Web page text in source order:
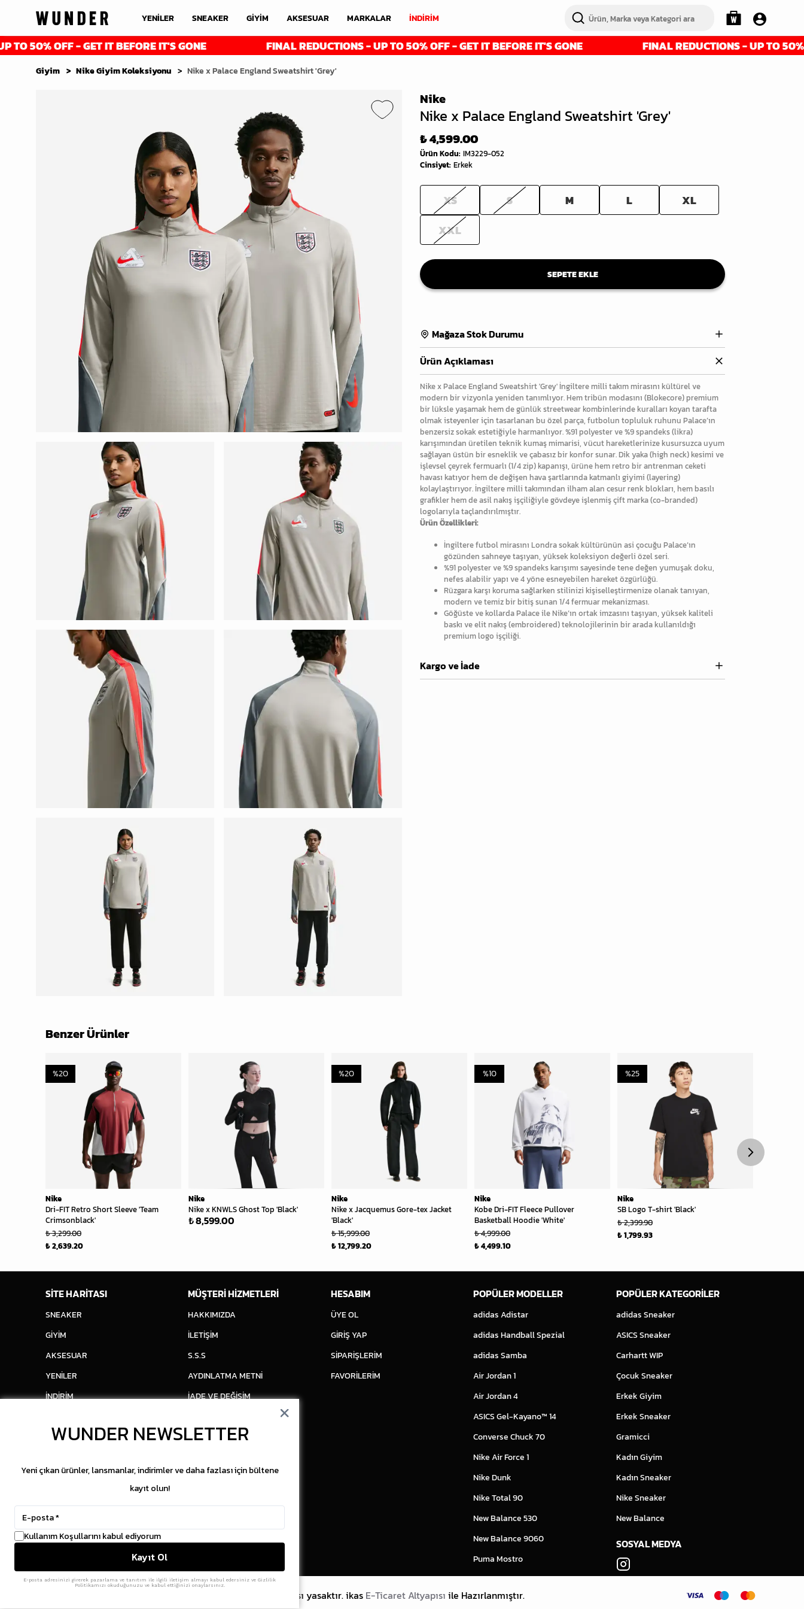
YENİLER SNEAKER GİYİM AKSESUAR MARKALAR İNDİRİM
OFF - GET IT BEFORE IT'S GONE FINAL REDUCTIONS - UP TO 50% OFF - GET IT BEFORE IT'S GONE FINAL REDUCTIONS - UP TO 50% OFF -
Giyim Nike Giyim Koleksiyonu Nike x Palace England Sweatshirt 'Grey'
Nike
Nike x Palace England Sweatshirt 'Grey'
₺ 4,599.00
Ürün Kodu: IM3229-052
Cinsiyet: Erkek
XS S M L
XL
XXL
SEPETE EKLE
Mağaza Stok Durumu
Ürün Açıklaması
Nike x Palace England Sweatshirt 'Grey' İngiltere milli takım mirasını kültürel ve
modern bir vizyonla yeniden tanımlıyor. Hem tribün modasını (Blokecore) premium
bir lüksle yaşamak hem de günlük streetwear kombinlerinde kuralları koyan tarafta
olmak isteyenler için tasarlanan bu özel parça, futbolun topluluk ruhunu Palace’ın
benzersiz sokak estetiğiyle harmanlıyor. %91 polyester ve %9 spandeks (likra)
karışımından üretilen teknik kumaş mimarisi, vücut hareketlerinize kusursuzca uyum
sağlayan üstün bir esneklik ve çabasız bir konfor sunar. Dik yaka (high neck) kesimi ve
işlevsel çeyrek fermuarlı (1/4 zip) kapanışı, ürüne hem retro bir antrenman ceketi
havası katıyor hem de değişen hava şartlarında katmanlı giyimi (layering)
kolaylaştırıyor. İngiltere milli takımından ilham alan cesur renk blokları, hem basılı
grafikler hem de asil nakış işçiliğiyle gövdeye işlenmiş çift marka (co-branded)
logolarıyla taçlandırılmıştır.
Ürün Özellikleri:
İngiltere futbol mirasını Londra sokak kültürünün asi çocuğu Palace’ın
gözünden sahneye taşıyan, yüksek koleksiyon değerli özel seri.
%91 polyester ve %9 spandeks karışımı sayesinde tene değen yumuşak doku,
nefes alabilir yapı ve 4 yöne esneyebilen hareket özgürlüğü.
Rüzgara karşı koruma sağlarken stilinizi kişiselleştirmenize olanak tanıyan,
modern ve temiz bir bitiş sunan 1/4 fermuar mekanizması.
Göğüste ve kollarda Palace ile Nike’ın ortak imzasını taşıyan, yüksek kaliteli
baskı ve elit nakış (embroidered) teknolojilerinin bir arada kullanıldığı
premium logo işçiliği.
Kargo ve İade
Benzer Ürünler
Nike
Dri-FIT Retro Short Sleeve 'Team
Crimsonblack'
%20
₺ 3,299.00
₺ 2,639.20
Nike
Nike x KNWLS Ghost Top 'Black'
₺ 8,599.00
Nike
Nike x Jacquemus Gore-tex Jacket
'Black'
%20
₺ 15,999.00
₺ 12,799.20
Nike
Kobe Dri-FIT Fleece Pullover
Basketball Hoodie 'White'
%10
₺ 4,999.00
₺ 4,499.10
Nike
SB Logo T-shirt 'Black'
%25
₺ 2,399.90
₺ 1,799.93
SİTE HARİTASI
SNEAKER
GİYİM
AKSESUAR
YENİLER
İNDİRİM
MÜŞTERİ HİZMETLERİ
HAKKIMIZDA
İLETİŞİM
S.S.S
AYDINLATMA METNİ
İADE VE DEĞİŞİM
HESABIM
ÜYE OL
GİRİŞ YAP
SİPARİŞLERİM
FAVORİLERİM
POPÜLER MODELLER
adidas Adistar
adidas Handball Spezial
adidas Samba
Air Jordan 1
Air Jordan 4
ASICS Gel-Kayano™ 14
Converse Chuck 70
Nike Air Force 1
Nike Dunk
Nike Total 90
New Balance 530
New Balance 9060
Puma Mostro
POPÜLER KATEGORİLER
adidas Sneaker
ASICS Sneaker
Carhartt WIP
Çocuk Sneaker
Erkek Giyim
Erkek Sneaker
Gramicci
Kadın Giyim
Kadın Sneaker
Nike Sneaker
New Balance
SOSYAL MEDYA
Copyright © 2026 WUNDER. İçeriklerin izinsiz kopyalanması yasaktır.ikas E-Ticaret Altyapısı ile Hazırlanmıştır.
WUNDER NEWSLETTER
Yeni çıkan ürünler, lansmanlar, indirimler ve daha fazlası için bültene
kayıt olun!
Kullanım Koşullarını kabul ediyorum
Kayıt Ol
E-posta adresinizi girerek pazarlama ve tanıtım ile ilgili iletişim almayı kabul edersiniz ve Gizlilik
Politikamızı okuduğunuzu ve kabul ettiğinizi onaylarsınız.